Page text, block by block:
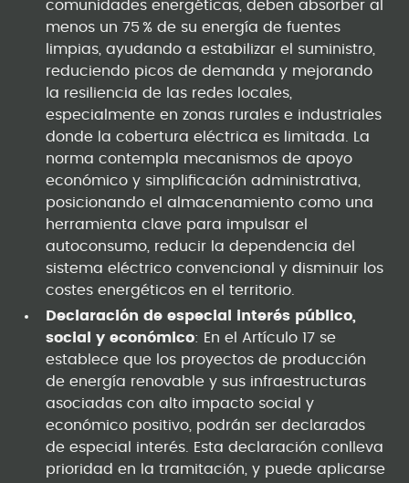
comunidades energéticas, deben absorber al
menos un 75 % de su energía de fuentes
limpias, ayudando a estabilizar el suministro,
reduciendo picos de demanda y mejorando
la resiliencia de las redes locales,
especialmente en zonas rurales e industriales
donde la cobertura eléctrica es limitada. La
norma contempla mecanismos de apoyo
económico y simplificación administrativa,
posicionando el almacenamiento como una
herramienta clave para impulsar el
autoconsumo, reducir la dependencia del
sistema eléctrico convencional y disminuir los
costes energéticos en el territorio.
Declaración de especial interés público,
social y económico: En el Artículo 17 se
establece que los proyectos de producción
de energía renovable y sus infraestructuras
asociadas con alto impacto social y
económico positivo, podrán ser declarados
de especial interés. Esta declaración conlleva
prioridad en la tramitación, y puede aplicarse